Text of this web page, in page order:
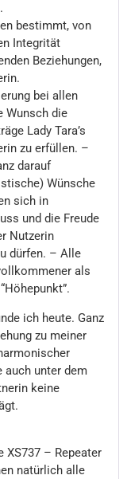
bestimmt, von
Integrität
Beziehungen,
bei allen
Wunsch die
Lady Tara’s
zu erfüllen. –
darauf
Wünsche
sich in
und die Freude
Nutzerin
dürfen. – Alle
als
ich heute. Ganz
zu meiner
auch unter dem
keine
XS737 – Repeater
natürlich alle